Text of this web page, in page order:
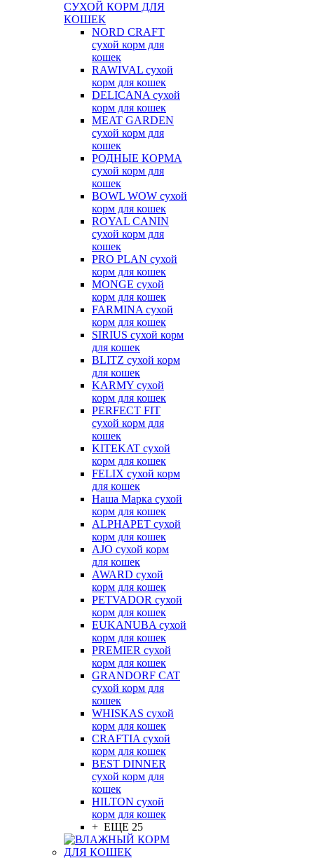
СУХОЙ КОРМ ДЛЯ
КОШЕК
NORD CRAFT
сухой корм для
кошек
RAWIVAL сухой
корм для кошек
DELICANA сухой
корм для кошек
MEAT GARDEN
сухой корм для
кошек
РОДНЫЕ КОРМА
сухой корм для
кошек
BOWL WOW сухой
корм для кошек
ROYAL CANIN
сухой корм для
кошек
PRO PLAN сухой
корм для кошек
MONGE сухой
корм для кошек
FARMINA сухой
корм для кошек
SIRIUS сухой корм
для кошек
BLITZ сухой корм
для кошек
KARMY сухой
корм для кошек
PERFECT FIT
сухой корм для
кошек
KITEKAT сухой
корм для кошек
FELIX сухой корм
для кошек
Наша Марка сухой
корм для кошек
ALPHAPET сухой
корм для кошек
AJO сухой корм
для кошек
AWARD сухой
корм для кошек
PETVADOR сухой
корм для кошек
EUKANUBA сухой
корм для кошек
PREMIER сухой
корм для кошек
GRANDORF CAT
сухой корм для
кошек
WHISKAS сухой
корм для кошек
CRAFTIA сухой
корм для кошек
BEST DINNER
сухой корм для
кошек
HILTON сухой
корм для кошек
+ ЕЩЕ 25